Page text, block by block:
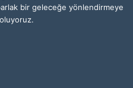
bir geleceğe yönlendirmeye
oluyoruz.